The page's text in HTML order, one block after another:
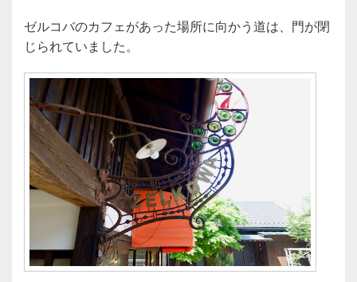
ゼルコバのカフェがあった場所に向かう道は、門が閉
じられていました。